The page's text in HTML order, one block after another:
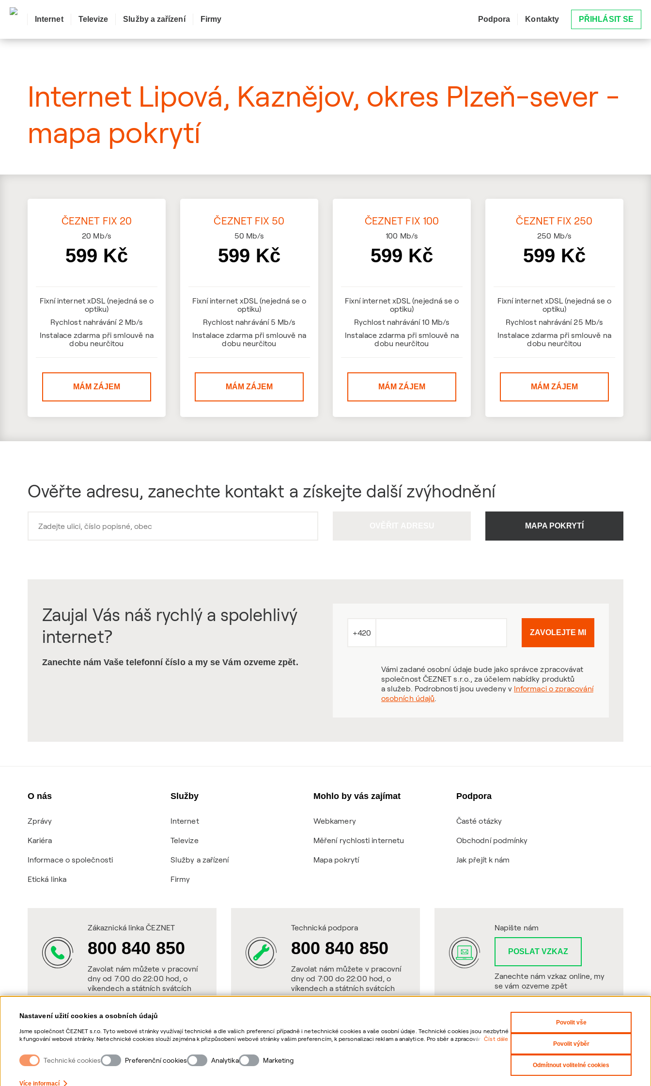
Nastavení užití cookies a osobních údajů
Jsme společnost ČEZNET s.r.o. Tyto webové stránky využívají technické a dle vašich preferencí případně i netechnické cookies a vaše osobní údaje. Technické cookies jsou nezbytné
k fungování webové stránky. Netechnické cookies slouží zejména k přizpůsobení webové stránky vašim preferencím, k personalizaci reklam a analytice. Pro sběr a zpracování
souhlasů, naleznete „
Číst dále
Technické cookies Preferenční cookies Analytika Marketing
Více informací
Povolit vše
Povolit výběr
Odmítnout volitelné cookies
Internet Televize Služby a zařízení Firmy Podpora Kontakty PŘIHLÁSIT SE
Internet Lipová, Kaznějov, okres Plzeň-sever -
mapa pokrytí
ČEZNET FIX 20
20 Mb/s
599 Kč
Fixní internet xDSL (nejedná se o
optiku)
Rychlost nahrávání 2 Mb/s
Instalace zdarma při smlouvě na
dobu neurčitou
MÁM ZÁJEM
ČEZNET FIX 50
50 Mb/s
599 Kč
Fixní internet xDSL (nejedná se o
optiku)
Rychlost nahrávání 5 Mb/s
Instalace zdarma při smlouvě na
dobu neurčitou
MÁM ZÁJEM
ČEZNET FIX 100
100 Mb/s
599 Kč
Fixní internet xDSL (nejedná se o
optiku)
Rychlost nahrávání 10 Mb/s
Instalace zdarma při smlouvě na
dobu neurčitou
MÁM ZÁJEM
ČEZNET FIX 250
250 Mb/s
599 Kč
Fixní internet xDSL (nejedná se o
optiku)
Rychlost nahrávání 25 Mb/s
Instalace zdarma při smlouvě na
dobu neurčitou
MÁM ZÁJEM
Ověřte adresu, zanechte kontakt a získejte další zvýhodnění
MAPA POKRYTÍ
Zaujal Vás náš rychlý a spolehlivý
internet?
Zanechte nám Vaše telefonní číslo a my se Vám ozveme zpět.
+420
Vámi zadané osobní údaje bude jako správce zpracovávat
společnost ČEZNET s.r.o., za účelem nabídky produktů
a služeb. Podrobnosti jsou uvedeny v Informaci o zpracování
osobních údajů.
ZAVOLEJTE MI
: Mapa pokrytí ulice
O nás
Zprávy
Kariéra
Informace o společnosti
Etická linka
Služby
Internet
Televize
Služby a zařízení
Firmy
Mohlo by vás zajímat
Webkamery
Měření rychlosti internetu
Mapa pokrytí
Podpora
Časté otázky
Obchodní podmínky
Jak přejít k nám
Zákaznická linka ČEZNET
800 840 850
Zavolat nám můžete v pracovní
dny od 7:00 do 22:00 hod, o
víkendech a státních svátcích
od 8:00 do 20:00 hod.
Technická podpora
800 840 850
Zavolat nám můžete v pracovní
dny od 7:00 do 22:00 hod, o
víkendech a státních svátcích
od 8:00 do 20:00 hod.
Napište nám
POSLAT VZKAZ
Zanechte nám vzkaz online, my
se vám ozveme zpět